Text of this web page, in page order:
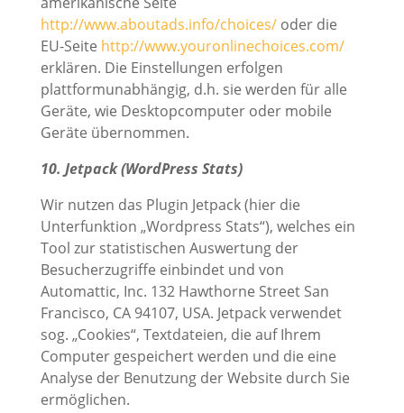
http://www.aboutads.info/choices/oder die
EU-Seite http://www.youronlinechoices.com/
erklären. Die Einstellungen erfolgen
plattformunabhängig, d.h. sie werden für alle
Geräte, wie Desktopcomputer oder mobile
Geräte übernommen.
10. Jetpack (WordPress Stats)
Wir nutzen das Plugin Jetpack (hier die
Unterfunktion „Wordpress Stats“), welches ein
Tool zur statistischen Auswertung der
Besucherzugriffe einbindet und von
Automattic, Inc. 132 Hawthorne Street San
Francisco, CA 94107, USA. Jetpack verwendet
sog. „Cookies“, Textdateien, die auf Ihrem
Computer gespeichert werden und die eine
Analyse der Benutzung der Website durch Sie
ermöglichen.